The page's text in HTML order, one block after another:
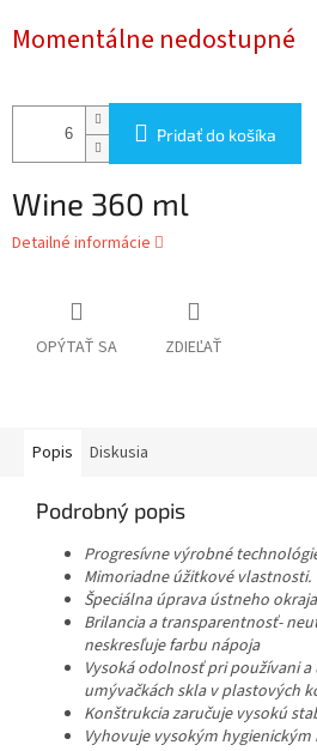
cena:
Momentálne nedostupné
Pridať do košíka
Wine 360 ml
Detailné informácie
OPÝTAŤ SA ZDIEĽAŤ
Popis Diskusia
Podrobný popis
Progresívne výrobné
Mimoriadne úžitkové vlastnosti.
Špeciálna úprava ústneho
Brilancia a transparentnosť-
neskresľuje farbu nápoja
Vysoká odolnosť pri používani
umývačkách skla v plastových
Konštrukcia zaručuje vysokú
Vyhovuje vysokým